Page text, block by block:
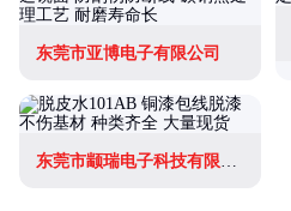
东莞市亚博电子有限公司
东莞市颛瑞电子科技有限公司